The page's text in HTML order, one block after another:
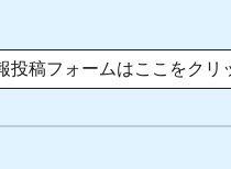
投稿フォームはここをクリ